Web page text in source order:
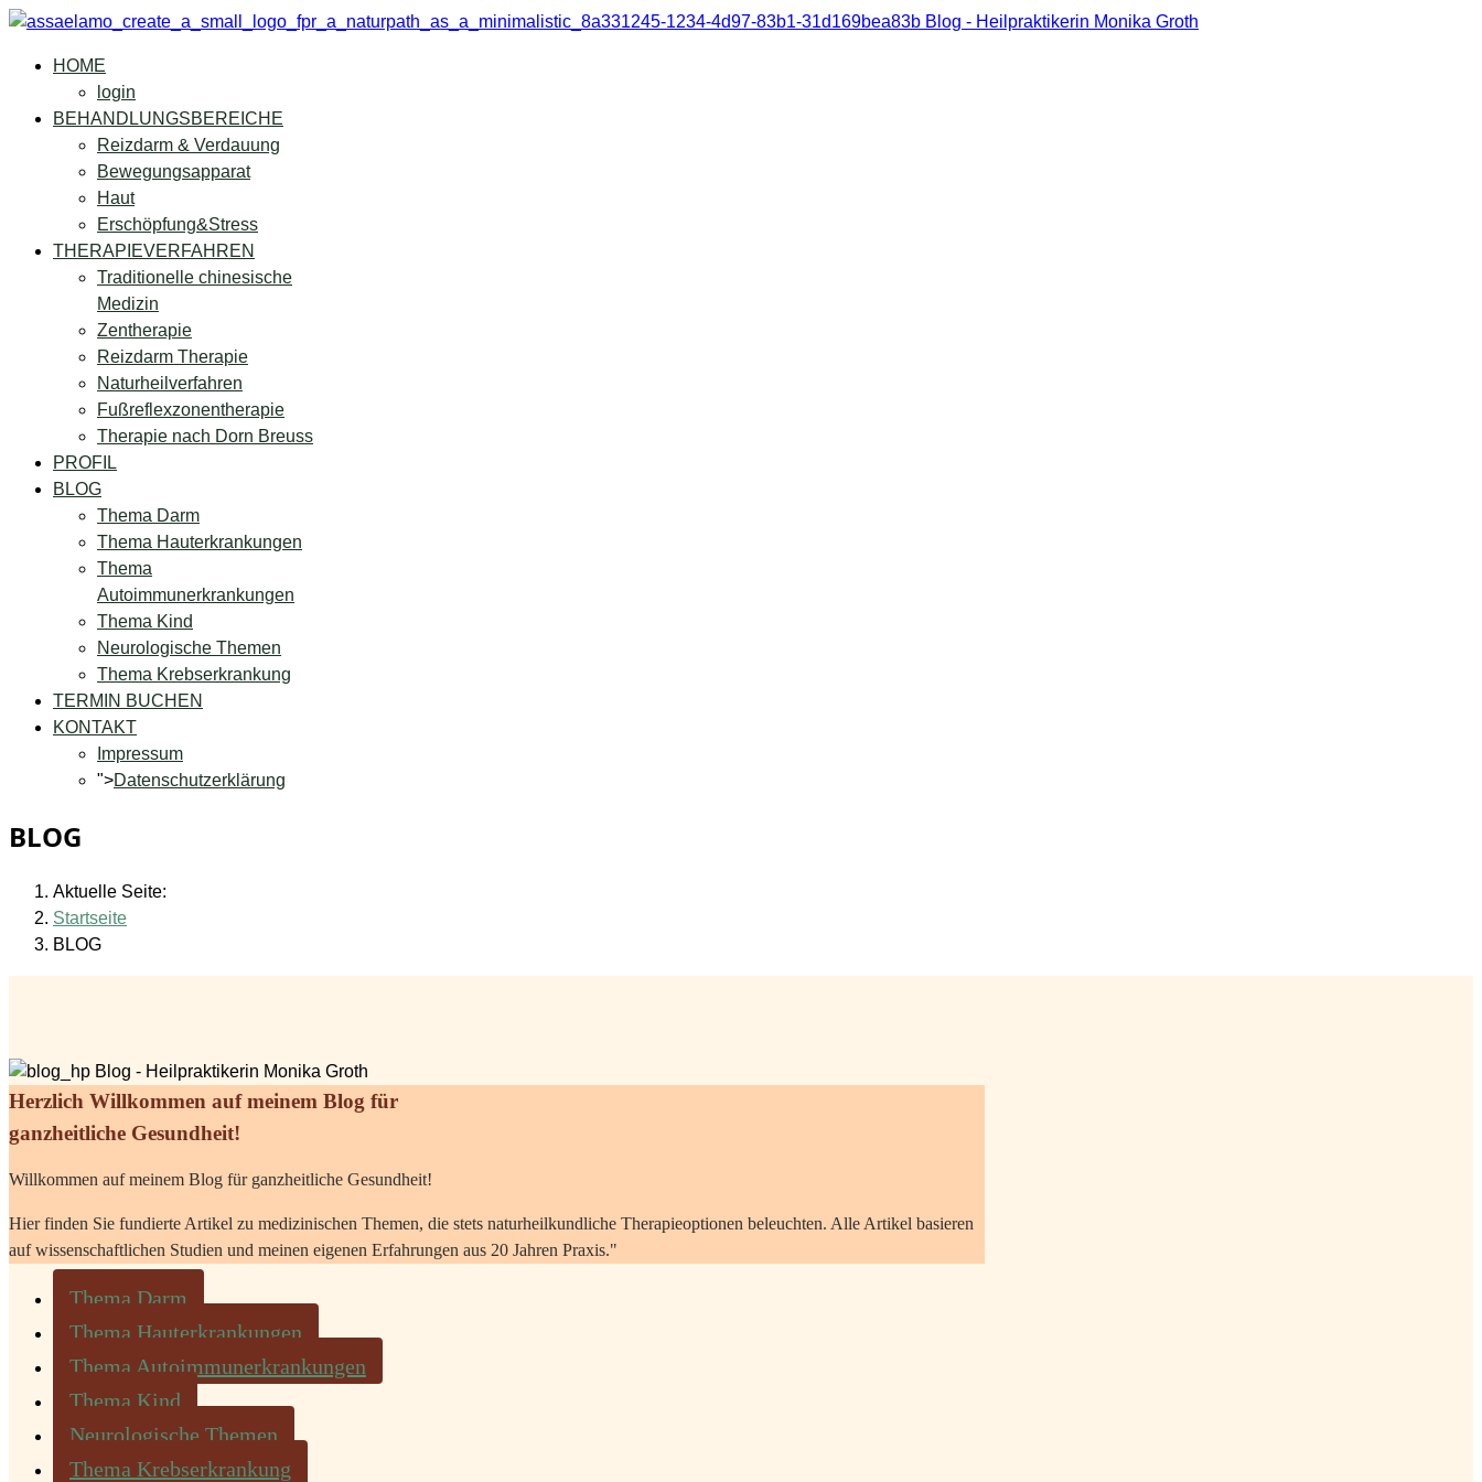
HOME
login
BEHANDLUNGSBEREICHE
Reizdarm & Verdauung
Bewegungsapparat
Haut
Erschöpfung&Stress
THERAPIEVERFAHREN
Traditionelle chinesische
Medizin
Zentherapie
Reizdarm Therapie
Naturheilverfahren
Fußreflexzonentherapie
Therapie nach Dorn Breuss
PROFIL
BLOG
Thema Darm
Thema Hauterkrankungen
Thema
Autoimmunerkrankungen
Thema Kind
Neurologische Themen
Thema Krebserkrankung
TERMIN BUCHEN
KONTAKT
Impressum
">Datenschutzerklärung
BLOG
Aktuelle Seite:
Startseite
BLOG
Herzlich Willkommen auf meinem Blog für
ganzheitliche Gesundheit!
Willkommen auf meinem Blog für ganzheitliche Gesundheit!
Hier finden Sie fundierte Artikel zu medizinischen Themen, die stets naturheilkundliche Therapieoptionen beleuchten. Alle Artikel basieren
auf wissenschaftlichen Studien und meinen eigenen Erfahrungen aus 20 Jahren Praxis."
Thema Darm
Thema Hauterkrankungen
Thema Autoimmunerkrankungen
Thema Kind
Neurologische Themen
Thema Krebserkrankung